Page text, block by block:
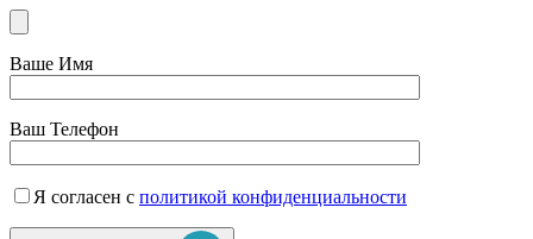
Ваше Имя
Ваш Телефон
Я согласен с политикой конфиденциальности